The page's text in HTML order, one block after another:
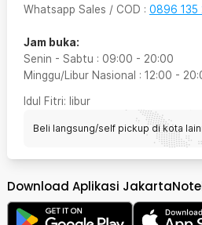
Whatsapp Sales / COD : 0896 135
Jam buka:
Senin - Sabtu : 09:00 - 20:00
Minggu/Libur Nasional : 12:00 -
Idul Fitri: libur
Beli langsung/self pickup di kota
Download Aplikasi